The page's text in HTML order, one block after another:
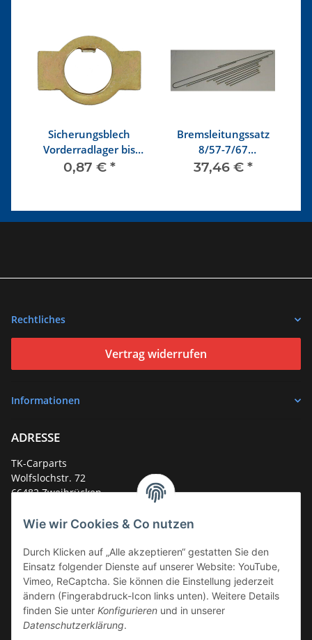
Wie wir Cookies & Co nutzen
Durch Klicken auf „Alle akzeptieren“ gestatten Sie den
Einsatz folgender Dienste auf unserer Website: YouTube,
Vimeo, ReCaptcha. Sie können die Einstellung jederzeit
ändern (Fingerabdruck-Icon links unten). Weitere Details
finden Sie unter Konfigurieren und in unserer
Datenschutzerklärung.
Sicherungsblech
Vorderradlager bis
7/65
0,87 € *
Bremsleitungssatz
8/57-7/67
Einkreisbremse
37,46 € *
Rechtliches
Vertrag widerrufen
Informationen
ADRESSE
TK-Carparts
Wolfslochstr. 72
66482 Zweibrücken
Service-Hotline +49 (0)6332 - 48 58 48
E-Mail:mail@tk-carparts.de
Montag-Donnerstag von 13 bis 16 Uhr